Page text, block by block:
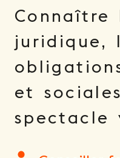
Connaître
juridique,
et
spectacle